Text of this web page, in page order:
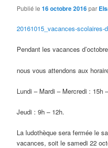
Publié le16 octobre 2016par
20161015_vacances-scolaires-
Pendant les vacances
nous vous attendons aux
Lundi – Mardi – Mercredi : 15h
Jeudi : 9h – 12h.
La ludothèque sera fermée le
vacances, soit le samedi 22